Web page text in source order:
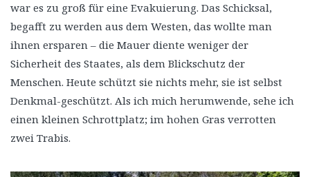
war es zu groß für eine Evakuierung. Das Schicksal,
begafft zu werden aus dem Westen, das wollte man
ihnen ersparen – die Mauer diente weniger der
Sicherheit des Staates, als dem Blickschutz der
Menschen. Heute schützt sie nichts mehr, sie ist selbst
Denkmal-geschützt. Als ich mich herumwende, sehe ich
einen kleinen Schrottplatz; im hohen Gras verrotten
zwei Trabis.